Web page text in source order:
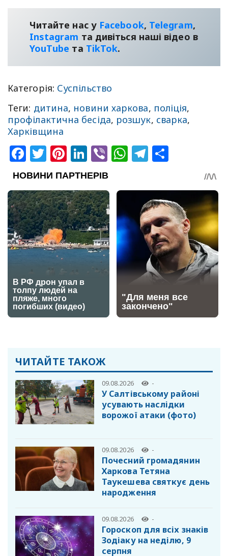
Читайте нас у Facebook, Telegram,
Instagram та дивіться наші відео в
YouТube та TikTok.
Категорія: Суспільство
Теги: дитина, новини харкова, поліція,
профілактична бесіда, розшук, сварка,
Харківщина
Facebook
Twitter
Pinterest
LinkedIn
ViberWhatsApp
Telegram
ЧИТАЙТЕ ТАКОЖ
09.08.2026 -
У Салтівському районі
усувають наслідки
ворожої атаки (фото)
09.08.2026 -
Почесний громадянин
Харкова Тетяна
Таукешева святкує день
народження
09.08.2026 -
Гороскоп для всіх знаків
Зодіаку на неділю, 9
серпня